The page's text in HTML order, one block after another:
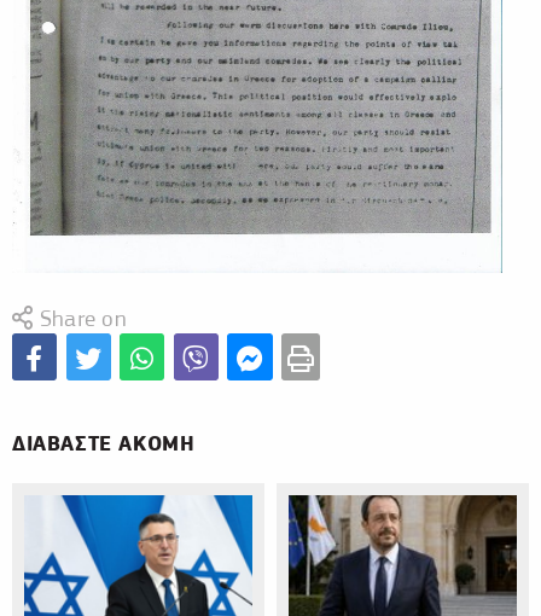
Share on
ΔΙΑΒΑΣΤΕ ΑΚΟΜΗ